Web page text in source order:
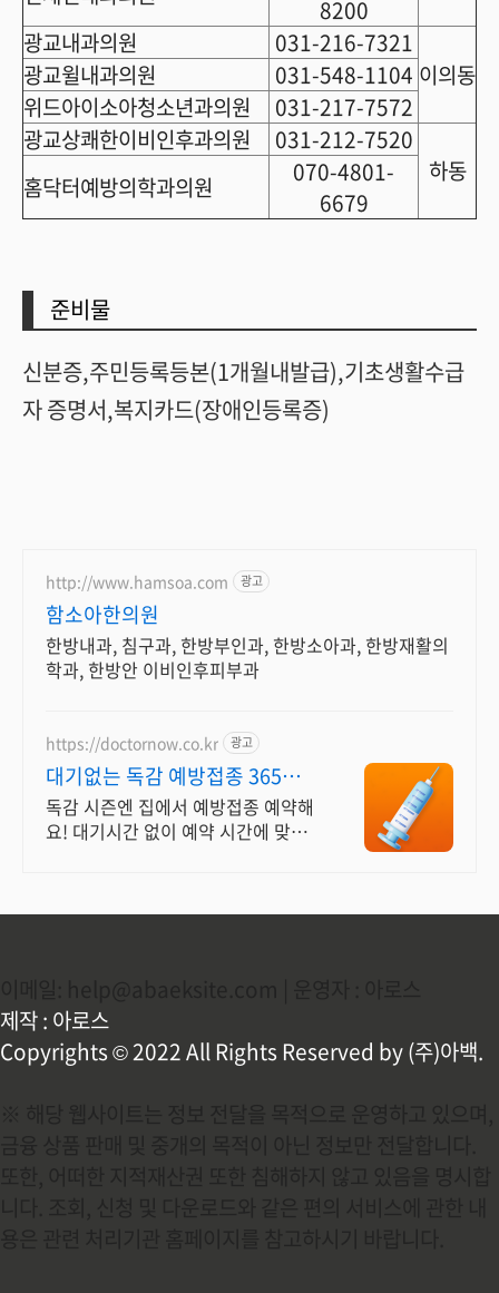
8200
광교내과의원
031-216-7321
이의동
광교윌내과의원
031-548-1104
위드아이소아청소년과의원
031-217-7572
광교상쾌한이비인후과의원
031-212-7520
하동
홈닥터예방의학과의원
070-4801-
6679
준비물
신분증,주민등록등본(1개월내발급),기초생활수급
자 증명서,복지카드(장애인등록증)
http://www.hamsoa.com 광고
함소아한의원
한방내과, 침구과, 한방부인과, 한방소아과, 한방재활의
학과, 한방안 이비인후피부과
https://doctornow.co.kr 광고
대기없는 독감 예방접종 365일
24시간 진료가능
독감 시즌엔 집에서 예방접종 예약해
요! 대기시간 없이 예약 시간에 맞춰
제작 : 아로스
Copyrights © 2022 All Rights Reserved by (주)아백.